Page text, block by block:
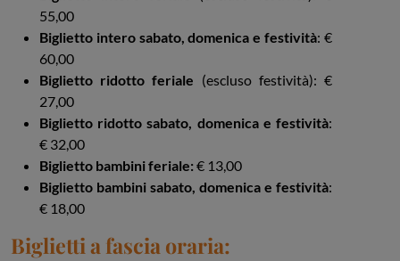
55,00
Biglietto intero sabato, domenica e festività: €
60,00
Biglietto ridotto feriale (escluso festività): €
27,00
Biglietto ridotto sabato, domenica e festività:
€ 32,00
Biglietto bambini feriale: € 13,00
Biglietto bambini sabato, domenica e festività:
€ 18,00
Biglietti a fascia oraria: